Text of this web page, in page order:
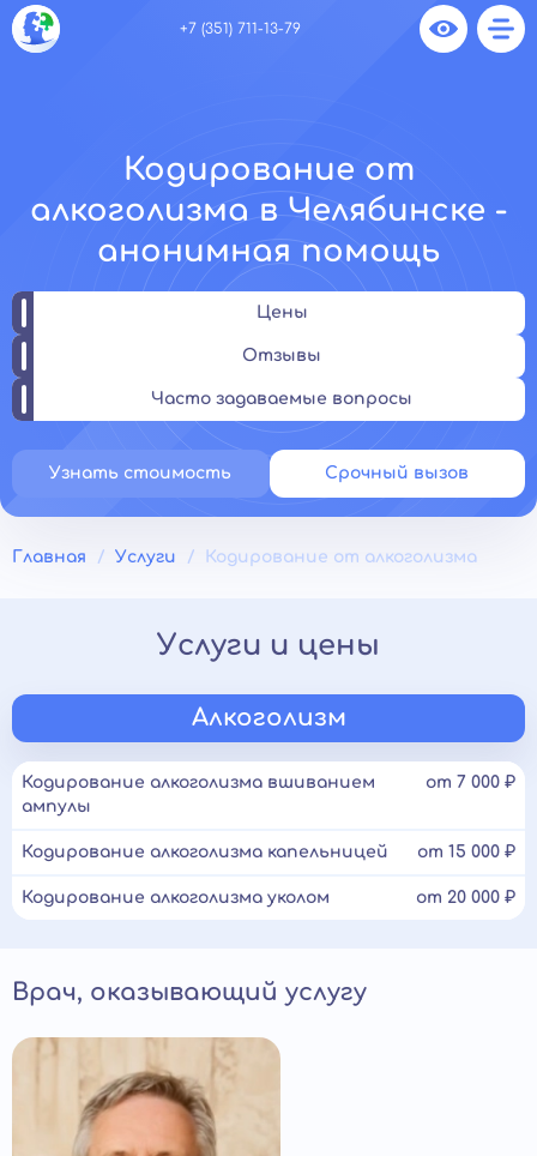
+7 (351) 711-13-79
Кодирование от
алкоголизма в Челябинске -
анонимная помощь
Цены
Отзывы
Часто задаваемые вопросы
Узнать стоимость Срочный вызов
Главная Услуги Кодирование от алкоголизма
Услуги и цены
Алкоголизм
Кодирование алкоголизма вшиванием
ампулы
от 7 000 ₽
Кодирование алкоголизма капельницей от 15 000 ₽
Кодирование алкоголизма уколом от 20 000 ₽
Врач, оказывающий услугу